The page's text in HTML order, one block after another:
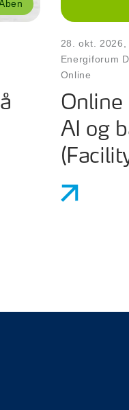
28. okt.
Energiforum
Online
AI og